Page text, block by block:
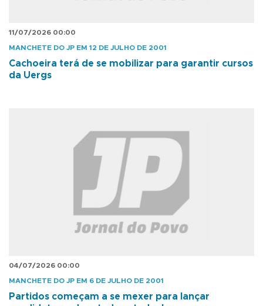
11/07/2026 00:00
MANCHETE DO JP EM 12 DE JULHO DE 2001
Cachoeira terá de se mobilizar para garantir cursos
da Uergs
04/07/2026 00:00
MANCHETE DO JP EM 6 DE JULHO DE 2001
Partidos começam a se mexer para lançar